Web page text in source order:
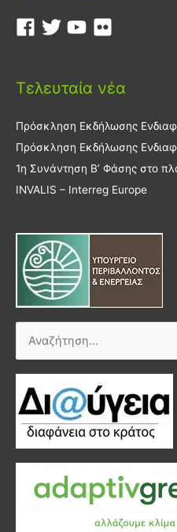
Τελευταία νέα
Πρόσκληση Εκδήλωσης
Πρόσκληση Εκδήλωσης
1η Συνάντηση Β’ Φάσης στο
INVALIS – Interreg Europe
Αναζήτηση